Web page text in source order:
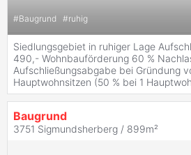
#Baugrund #ruhig
Siedlungsgebiet in ruhiger Lage
490,- Wohnbauförderung 60 %
Aufschließungsabgabe bei Gründung
Hauptwohnsitzen (50 % bei 1
Baugrund
3751 Sigmundsherberg / 899m²